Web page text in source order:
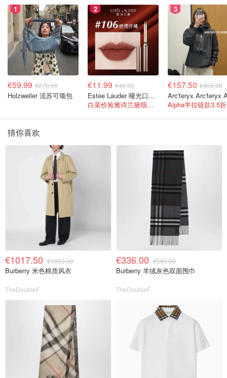
1
€59.99 €270.00
Holzweiler 流苏可颂包
2
€11.99 €46.00
Estee Lauder 哑光口红 double or nothing色号
白菜价捡雅诗兰黛细管！薄涂没毛病
3
€157.50 €450.00
猜你喜欢
€1017.50 €1850.00
Burberry 米色棉质风衣
TheDoubleF
€336.00 €560.00
Burberry 羊绒灰色双面围巾
TheDoubleF